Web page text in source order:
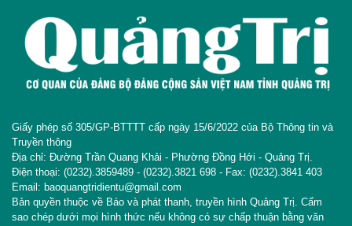
Giấy phép số 305/GP-BTTTT cấp ngày 15/6/2022 của Bộ Thông tin và
Truyền thông
Địa chỉ: Đường Trần Quang Khải - Phường Đồng Hới - Quảng Trị.
Điện thoại: (0232).3859489 - (0232).3821 698 - Fax: (0232).3841 403
Email: baoquangtridientu@gmail.com
Bản quyền thuộc về Báo và phát thanh, truyền hình Quảng Trị. Cấm
sao chép dưới mọi hình thức nếu không có sự chấp thuận bằng văn